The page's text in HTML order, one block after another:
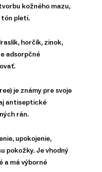
kožného mazu,
tón pleti.
horčík, zinok,
adsorpčné
je známy pre svoje
antiseptické
rán.
upokojenie,
pokožky. Je vhodný
a má výborné